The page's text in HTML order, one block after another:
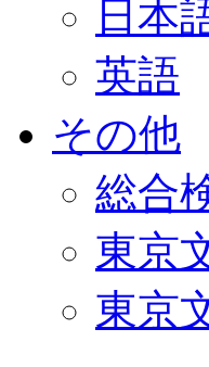
日本
英語
その他
総合
東京
東京